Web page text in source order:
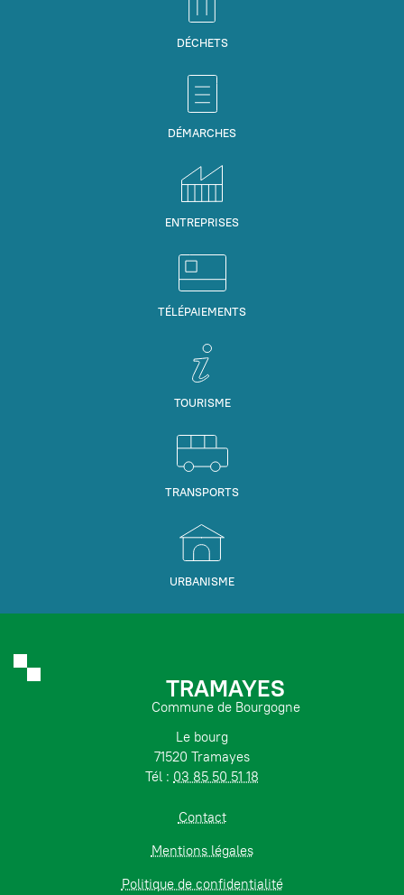
DÉCHETS
DÉMARCHES
ENTREPRISES
TÉLÉPAIEMENTS
TOURISME
TRANSPORTS
URBANISME
TRAMAYES
Commune de Bourgogne
Le bourg
71520 Tramayes
Tél : 03 85 50 51 18
Contact
Mentions légales
Politique de confidentialité